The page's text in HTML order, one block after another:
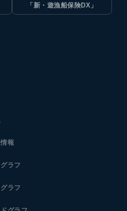
「新・遊漁船保険DX」
報
ラフ
ラフ